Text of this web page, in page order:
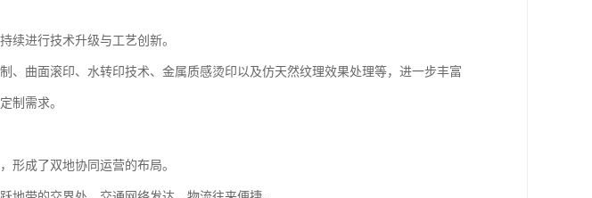
续进行技术升级与工艺创新。
、曲面滚印、水转印技术、金属质感烫印以及仿天然纹理效果处理等，进一步丰富
制需求。
形成了双地协同运营的布局。